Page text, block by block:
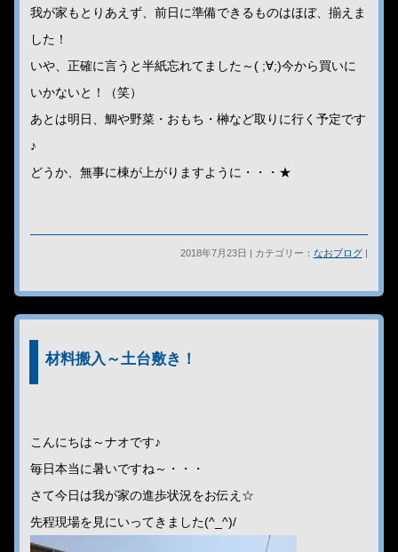
我が家もとりあえず、前日に準備できるものはほぼ、揃えま
した！
いや、正確に言うと半紙忘れてました～( ;∀;)今から買いに
いかないと！（笑）
あとは明日、鯛や野菜・おもち・榊など取りに行く予定です
♪
どうか、無事に棟が上がりますように・・・★
2018年7月23日 | カテゴリー： なおブログ|
材料搬入～土台敷き！
こんにちは～ナオです♪
毎日本当に暑いですね～・・・
さて今日は我が家の進歩状況をお伝え☆
先程現場を見にいってきました(^_^)/